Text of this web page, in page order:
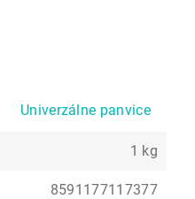
Univerzálne panvice
1 kg
8591177117377